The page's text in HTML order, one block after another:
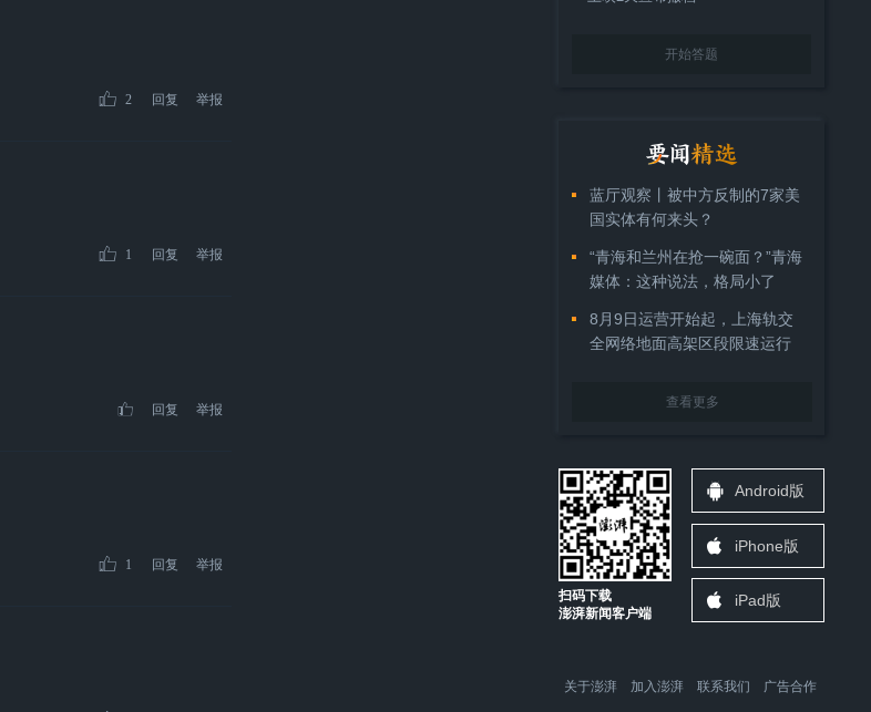
2 回复 举报
1 回复 举报
回复 举报
1 回复 举报
开始答题
蓝厅观察丨被中方反制的7家美
国实体有何来头？
“青海和兰州在抢一碗面？”青海
媒体：这种说法，格局小了
8月9日运营开始起，上海轨交
全网络地面高架区段限速运行
查看更多
扫码下载
澎湃新闻客户端
Android版
iPhone版
iPad版
关于澎湃 加入澎湃 联系我们 广告合作